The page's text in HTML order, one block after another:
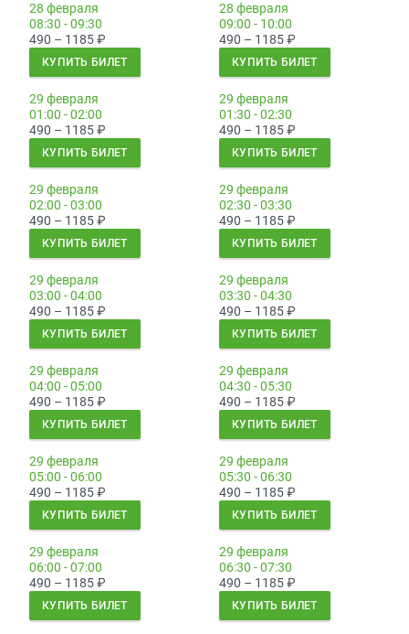
28 февраля
08:30 - 09:30
490 – 1185₽
КУПИТЬ БИЛЕТ
28 февраля
09:00 - 10:00
490 – 1185₽
КУПИТЬ БИЛЕТ
29 февраля
01:00 - 02:00
490 – 1185₽
КУПИТЬ БИЛЕТ
29 февраля
01:30 - 02:30
490 – 1185₽
КУПИТЬ БИЛЕТ
29 февраля
02:00 - 03:00
490 – 1185₽
КУПИТЬ БИЛЕТ
29 февраля
02:30 - 03:30
490 – 1185₽
КУПИТЬ БИЛЕТ
29 февраля
03:00 - 04:00
490 – 1185₽
КУПИТЬ БИЛЕТ
29 февраля
03:30 - 04:30
490 – 1185₽
КУПИТЬ БИЛЕТ
29 февраля
04:00 - 05:00
490 – 1185₽
КУПИТЬ БИЛЕТ
29 февраля
04:30 - 05:30
490 – 1185₽
КУПИТЬ БИЛЕТ
29 февраля
05:00 - 06:00
490 – 1185₽
КУПИТЬ БИЛЕТ
29 февраля
05:30 - 06:30
490 – 1185₽
КУПИТЬ БИЛЕТ
29 февраля
06:00 - 07:00
490 – 1185₽
КУПИТЬ БИЛЕТ
29 февраля
06:30 - 07:30
490 – 1185₽
КУПИТЬ БИЛЕТ